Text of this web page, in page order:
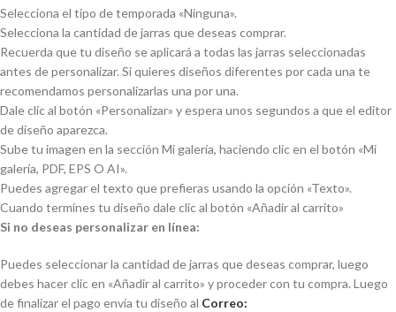
Selecciona el tipo de temporada «Ninguna».
Selecciona la cantidad de jarras que deseas comprar.
Recuerda que tu diseño se aplicará a todas las jarras seleccionadas
antes de personalizar. Si quieres diseños diferentes por cada una te
recomendamos personalizarlas una por una.
Dale clic al botón «Personalizar» y espera unos segundos a que el editor
de diseño aparezca.
Sube tu imagen en la sección Mi galería, haciendo clic en el botón «Mi
galería, PDF, EPS O AI».
Puedes agregar el texto que prefieras usando la opción «Texto».
Cuando termines tu diseño dale clic al botón «Añadir al carrito»
Si no deseas personalizar en línea:
Puedes seleccionar la cantidad de jarras que deseas comprar, luego
debes hacer clic en «Añadir al carrito» y proceder con tu compra. Luego
de finalizar el pago envía tu diseño al Correo: